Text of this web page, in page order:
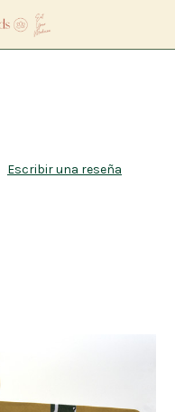
Escribir una reseña